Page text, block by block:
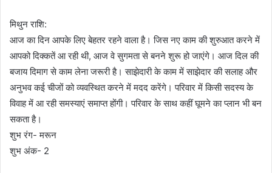
मिथुन राशि:
आज का दिन आपके लिए बेहतर रहने वाला है। जिस नए काम की शुरुआत करने में
आपको दिक्कतें आ रही थी, आज वे सुगमता से बनने शुरू हो जाएंगे। आज दिल की
बजाय दिमाग से काम लेना जरूरी है। साझेदारी के काम में साझेदार की सलाह और
अनुभव कई चीजों को व्यवस्थित करने में मदद करेंगे। परिवार में किसी सदस्य के
विवाह में आ रही समस्याएं समाप्त होंगी। परिवार के साथ कहीं घूमने का प्लान भी बन
सकता है।
शुभ रंग- मरून
शुभ अंक- 2